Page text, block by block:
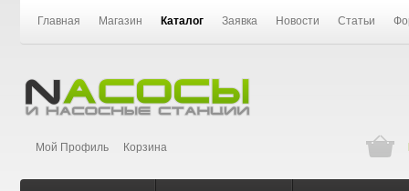
Главная Магазин Каталог Заявка Новости Статьи
Мой Профиль Корзина